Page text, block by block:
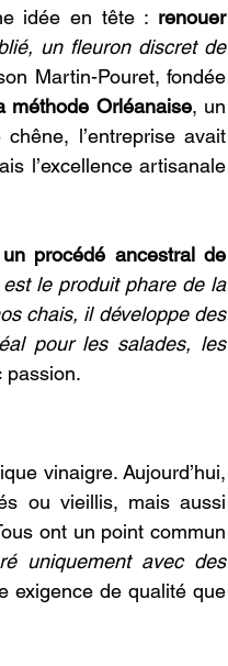
idée en tête : renouer
un fleuron discret de
Martin-Pouret, fondée
méthode Orléanaise, un
l’entreprise avait
l’excellence artisanale
un procédé ancestral de
le produit phare de la
chais, il développe des
pour les salades, les
passion.
vinaigre. Aujourd’hui,
ou vieillis, mais aussi
ont un point commun
uniquement avec des
exigence de qualité que